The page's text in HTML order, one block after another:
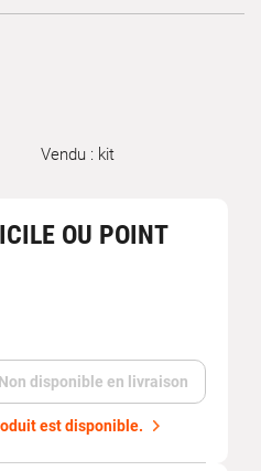
Vendu : kit
OU POINT
Non disponible en livraison
est disponible.